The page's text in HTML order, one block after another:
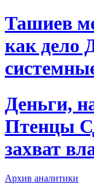
Ташиев
как дело
Деньги,
Птенцы
захват
Архив аналитики